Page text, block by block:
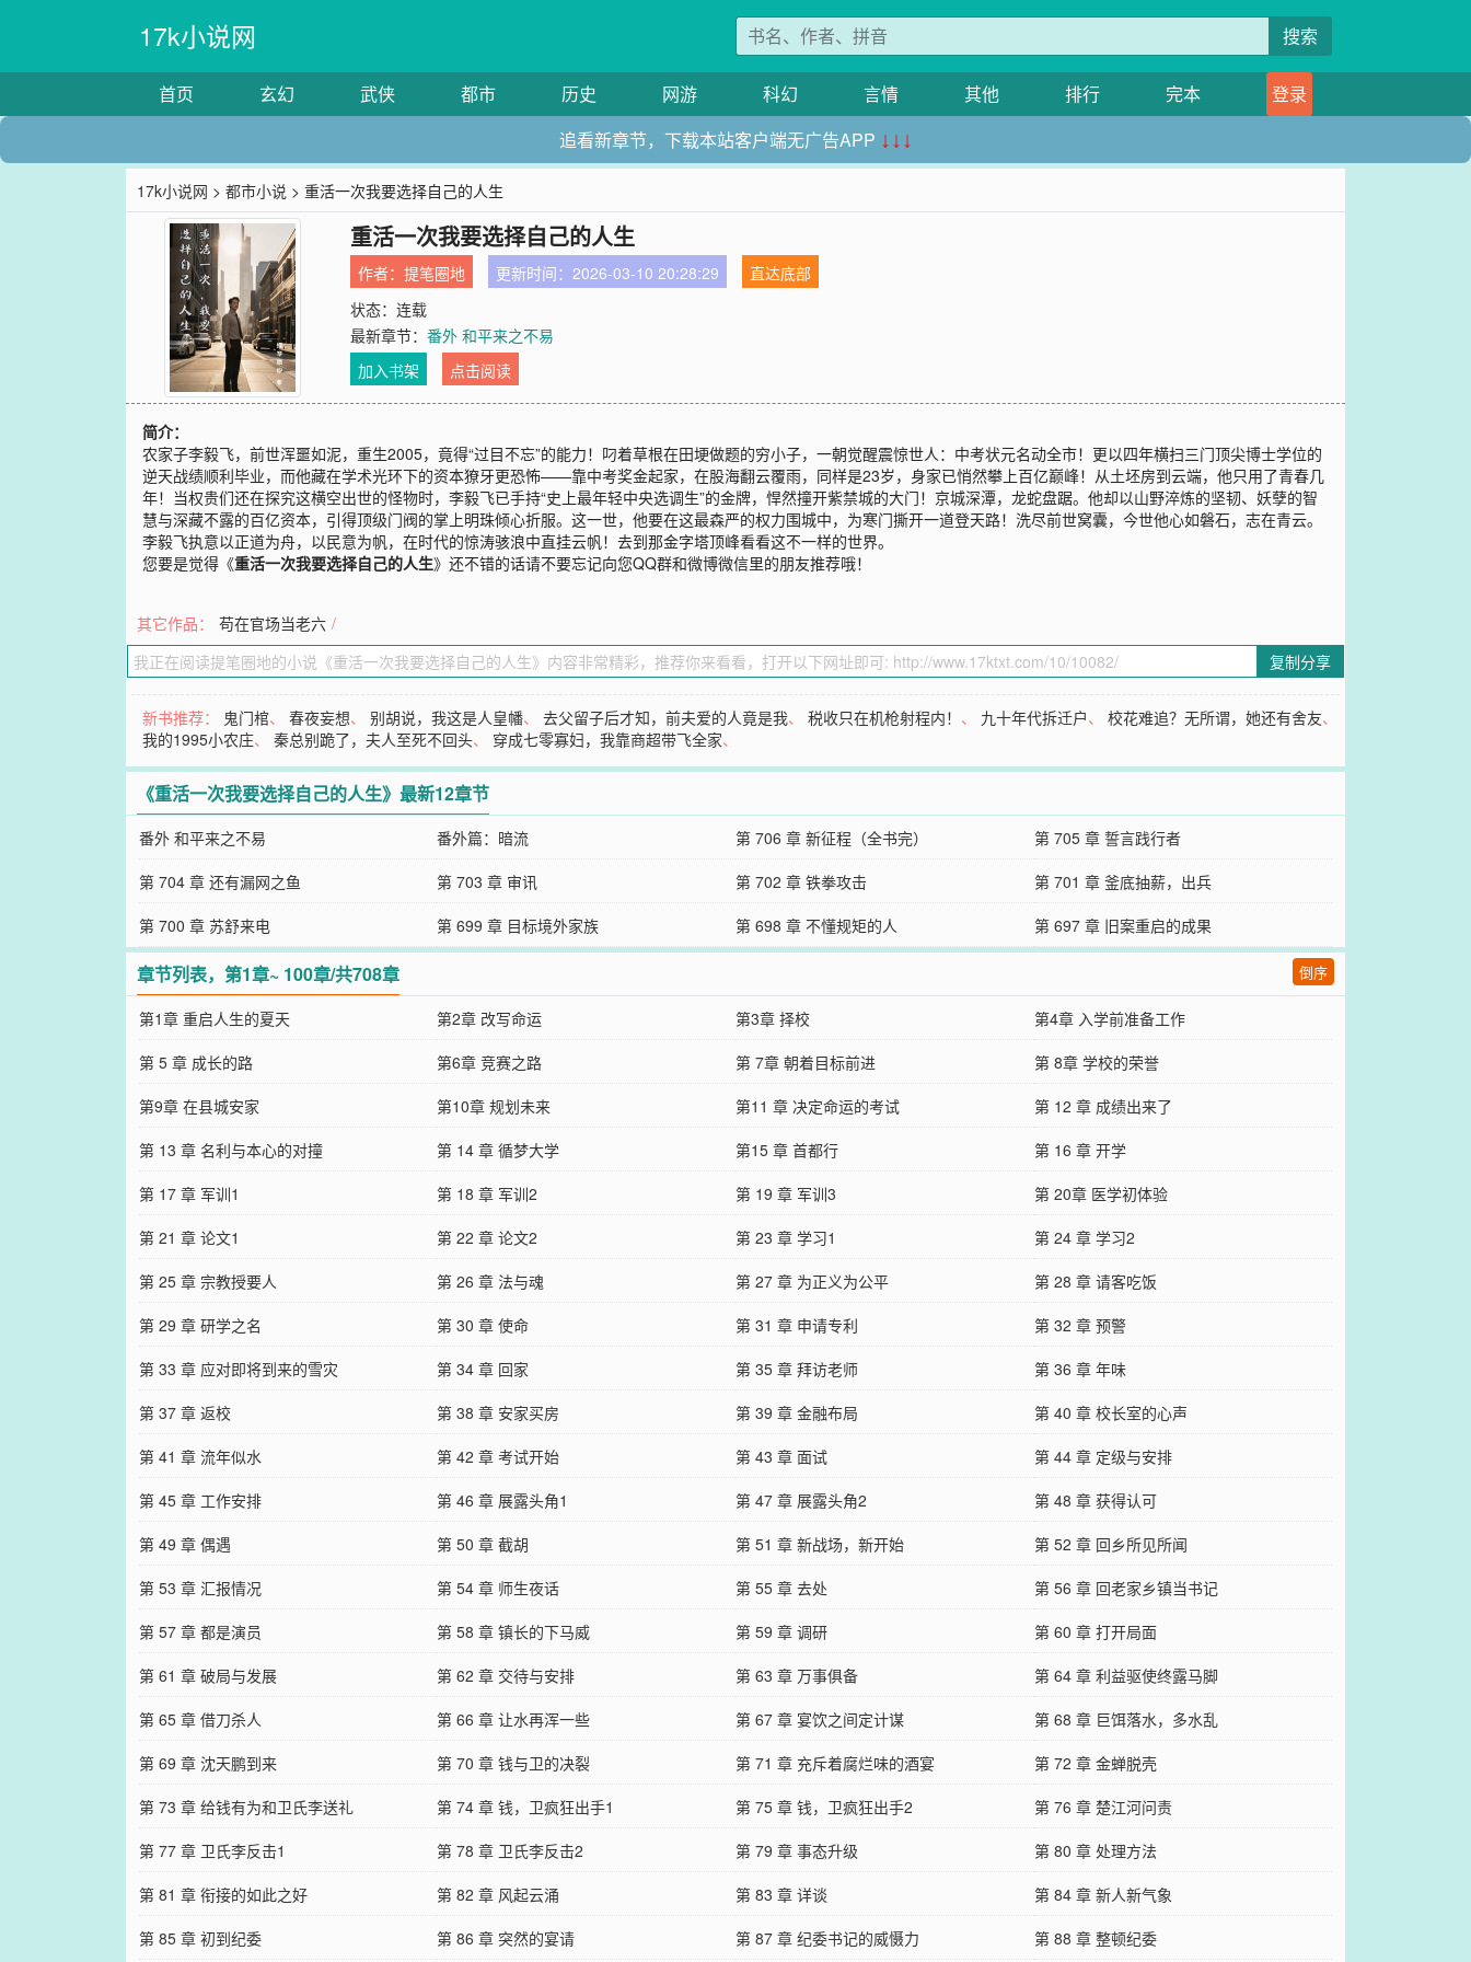
17k小说网 搜索
首页 玄幻 武侠 都市 历史 网游 科幻 言情 其他 排行 完本
登录
追看新章节，下载本站客户端无广告APP ↓↓↓
17k小说网 >都市小说 > 重活一次我要选择自己的人生
重活一次我要选择自己的人生
作者：提笔圈地 更新时间：2026-03-10 20:28:29
直达底部
状态：连载
最新章节：番外 和平来之不易
加入书架
点击阅读
简介：
农家子李毅飞，前世浑噩如泥，重生2005，竟得“过目不忘”的能力！叼着草根在田埂做题的穷小子，一朝觉醒震惊世人：中考状元名动全市！更以四年横扫三门顶尖博士学位的
逆天战绩顺利毕业，而他藏在学术光环下的资本獠牙更恐怖——靠中考奖金起家，在股海翻云覆雨，同样是23岁，身家已悄然攀上百亿巅峰！从土坯房到云端，他只用了青春几
年！当权贵们还在探究这横空出世的怪物时，李毅飞已手持“史上最年轻中央选调生”的金牌，悍然撞开紫禁城的大门！京城深潭，龙蛇盘踞。他却以山野淬炼的坚韧、妖孽的智
慧与深藏不露的百亿资本，引得顶级门阀的掌上明珠倾心折服。这一世，他要在这最森严的权力围城中，为寒门撕开一道登天路！洗尽前世窝囊，今世他心如磐石，志在青云。
李毅飞执意以正道为舟，以民意为帆，在时代的惊涛骇浪中直挂云帆！去到那金字塔顶峰看看这不一样的世界。
您要是觉得《重活一次我要选择自己的人生》还不错的话请不要忘记向您QQ群和微博微信里的朋友推荐哦！
其它作品： 苟在官场当老六 /
复制分享
新书推荐： 鬼门棺、春夜妄想、别胡说，我这是人皇幡、去父留子后才知，前夫爱的人竟是我、税收只在机枪射程内！ 、 九十年代拆迁户、校花难追？无所谓，她还有舍友、
我的1995小农庄、秦总别跪了，夫人至死不回头、 穿成七零寡妇，我靠商超带飞全家、
《重活一次我要选择自己的人生》最新12章节
番外 和平来之不易 番外篇：暗流 第 706 章 新征程（全书完）
第 705 章 誓言践行者
第 704 章 还有漏网之鱼
第 703 章 审讯 第 702 章 铁拳攻击
第 701 章 釜底抽薪，出兵
第 700 章 苏舒来电
第 699 章 目标境外家族 第 698 章 不懂规矩的人 第 697 章 旧案重启的成果
章节列表，第1章~ 100章/共708章 倒序
第1章 重启人生的夏天 第2章 改写命运 第3章 择校
第4章 入学前准备工作
第 5 章 成长的路
第6章 竞赛之路 第 7章 朝着目标前进
第 8章 学校的荣誉
第9章 在县城安家
第10章 规划未来 第11 章 决定命运的考试
第 12 章 成绩出来了
第 13 章 名利与本心的对撞
第 14 章 循梦大学 第15 章 首都行
第 16 章 开学
第 17 章 军训1
第 18 章 军训2 第 19 章 军训3
第 20章 医学初体验
第 21 章 论文1
第 22 章 论文2 第 23 章 学习1
第 24 章 学习2
第 25 章 宗教授要人
第 26 章 法与魂 第 27 章 为正义为公平
第 28 章 请客吃饭
第 29 章 研学之名
第 30 章 使命 第 31 章 申请专利
第 32 章 预警
第 33 章 应对即将到来的雪灾
第 34 章 回家 第 35 章 拜访老师
第 36 章 年味
第 37 章 返校
第 38 章 安家买房 第 39 章 金融布局
第 40 章 校长室的心声
第 41 章 流年似水
第 42 章 考试开始 第 43 章 面试
第 44 章 定级与安排
第 45 章 工作安排
第 46 章 展露头角1 第 47 章 展露头角2
第 48 章 获得认可
第 49 章 偶遇
第 50 章 截胡 第 51 章 新战场，新开始
第 52 章 回乡所见所闻
第 53 章 汇报情况
第 54 章 师生夜话 第 55 章 去处
第 56 章 回老家乡镇当书记
第 57 章 都是演员
第 58 章 镇长的下马威 第 59 章 调研
第 60 章 打开局面
第 61 章 破局与发展
第 62 章 交待与安排 第 63 章 万事俱备
第 64 章 利益驱使终露马脚
第 65 章 借刀杀人
第 66 章 让水再浑一些 第 67 章 宴饮之间定计谋
第 68 章 巨饵落水，多水乱
第 69 章 沈天鹏到来
第 70 章 钱与卫的决裂 第 71 章 充斥着腐烂味的酒宴
第 72 章 金蝉脱壳
第 73 章 给钱有为和卫氏李送礼
第 74 章 钱，卫疯狂出手1 第 75 章 钱，卫疯狂出手2
第 76 章 楚江河问责
第 77 章 卫氏李反击1
第 78 章 卫氏李反击2 第 79 章 事态升级
第 80 章 处理方法
第 81 章 衔接的如此之好
第 82 章 风起云涌 第 83 章 详谈
第 84 章 新人新气象
第 85 章 初到纪委
第 86 章 突然的宴请 第 87 章 纪委书记的威慑力 第 88 章 整顿纪委